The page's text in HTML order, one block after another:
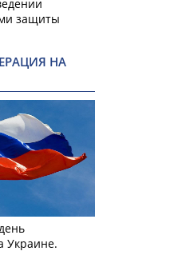
защиты
НА
Украине.